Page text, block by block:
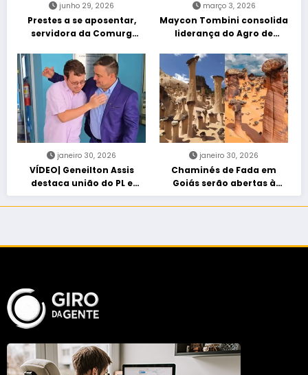
junho 29, 2026
Prestes a se aposentar,
servidora da Comurg
entra em protocolo de
morte encefálica
março 3, 2026
Maycon Tombini consolida
liderança do Agro de
“Acorda Brasil” em Goiânia
janeiro 30, 2026
VÍDEO| Geneilton Assis
destaca união do PL e
consolidação de apoio a
Maycon Tombini em Jataí
janeiro 30, 2026
Chaminés de Fada em
Goiás serão abertas à
visitação controlada